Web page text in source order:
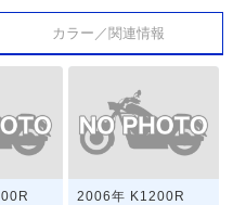
カラー／関連情報
2006年 K1200R